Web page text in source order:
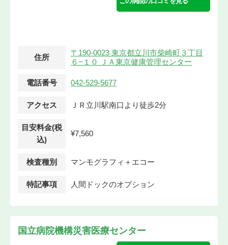
住所
〒190-0023 東京都立川市柴崎町３丁目
６−１０ ＪＡ東京健康管理センター
電話番号 042-529-5677
アクセス ＪＲ立川駅南口より徒歩2分
目安料金(税
込)
¥7,560
検査種別 マンモグラフィ＋エコー
特記事項 人間ドックのオプション
国立病院機構災害医療センター